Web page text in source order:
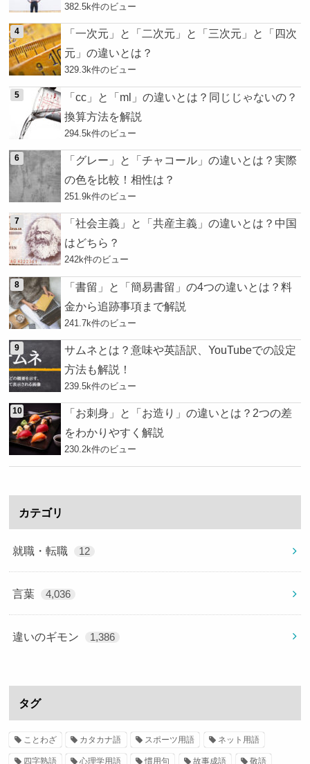
382.5k件のビュー
「一次元」と「二次元」と「三次元」と「四次
元」の違いとは？
329.3k件のビュー
「cc」と「ml」の違いとは？同じじゃないの？
換算方法を解説
294.5k件のビュー
「グレー」と「チャコール」の違いとは？実際
の色を比較！相性は？
251.9k件のビュー
「社会主義」と「共産主義」の違いとは？中国
はどちら？
242k件のビュー
「書留」と「簡易書留」の4つの違いとは？料
金から追跡事項まで解説
241.7k件のビュー
サムネとは？意味や英語訳、YouTubeでの設定
方法も解説！
239.5k件のビュー
「お刺身」と「お造り」の違いとは？2つの差
をわかりやすく解説
230.2k件のビュー
カテゴリ
就職・転職 12
言葉 4,036
違いのギモン 1,386
タグ
ことわざ カタカナ語 スポーツ用語 ネット用語
四字熟語 心理学用語 慣用句 故事成語 敬語